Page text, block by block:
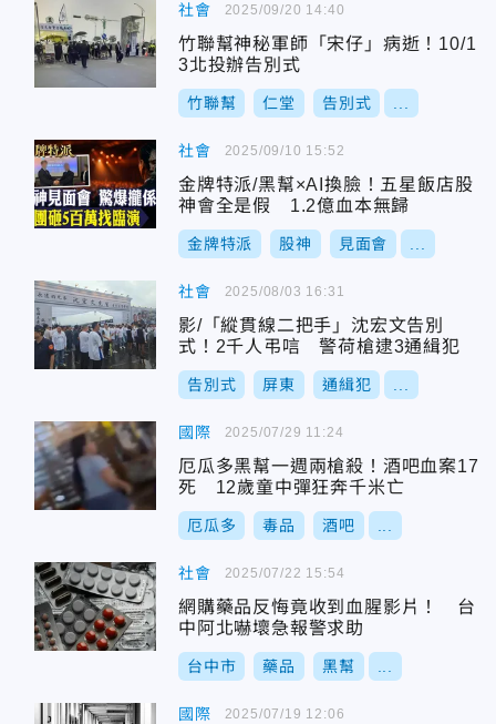
社會
竹聯幫神秘軍師「宋仔」病逝！10/1
3北投辦告別式
竹聯幫 仁堂 告別式
2025/09/20 14:40
社會
金牌特派/黑幫×AI換臉！五星飯店股
神會全是假 1.2億血本無歸
金牌特派 股神 見面會
2025/09/10 15:52
社會
影/「縱貫線二把手」沈宏文告別
式！2千人弔唁 警荷槍逮3通緝犯
告別式 屏東 通緝犯
2025/08/03 16:31
國際
厄瓜多黑幫一週兩槍殺！酒吧血案17
死 12歲童中彈狂奔千米亡
厄瓜多 毒品 酒吧
2025/07/29 11:24
社會
網購藥品反悔竟收到血腥影片！ 台
中阿北嚇壞急報警求助
台中市 藥品 黑幫
2025/07/22 15:54
國際 2025/07/19 12:06